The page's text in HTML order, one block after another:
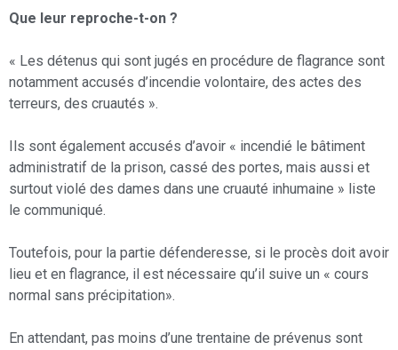
Que leur reproche-t-on ?
« Les détenus qui sont jugés en procédure de flagrance sont
notamment accusés d’incendie volontaire, des actes des
terreurs, des cruautés ».
Ils sont également accusés d’avoir « incendié le bâtiment
administratif de la prison, cassé des portes, mais aussi et
surtout violé des dames dans une cruauté inhumaine » liste
le communiqué.
Toutefois, pour la partie défenderesse, si le procès doit avoir
lieu et en flagrance, il est nécessaire qu’il suive un « cours
normal sans précipitation».
En attendant, pas moins d’une trentaine de prévenus sont